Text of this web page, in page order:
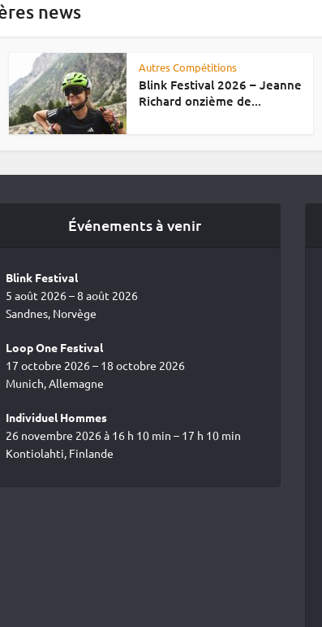
news
Autres Compétitions
Blink Festival 2026 – Jeanne
Richard onzième de...
Événements à venir
Blink Festival
5 août 2026 – 8 août 2026
Sandnes, Norvège
Loop One Festival
17 octobre 2026 – 18 octobre 2026
Munich, Allemagne
Individuel Hommes
26 novembre 2026 à 16 h 10 min – 17 h 10 min
Kontiolahti, Finlande